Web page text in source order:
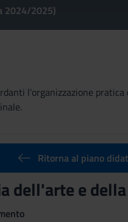
2024/2025)
l'organizzazione
Ritorna al piano
dell'arte e